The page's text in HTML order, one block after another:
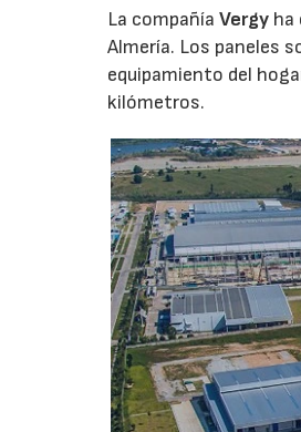
La compañíaVergy ha
Almería. Los paneles
equipamiento del
kilómetros.